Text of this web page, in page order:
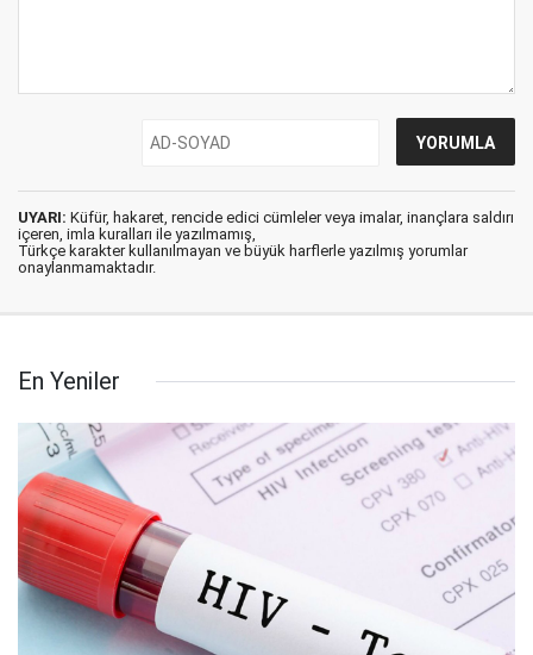
UYARI: Küfür, hakaret, rencide edici cümleler veya imalar, inançlara saldırı
içeren, imla kuralları ile yazılmamış,
Türkçe karakter kullanılmayan ve büyük harflerle yazılmış yorumlar
onaylanmamaktadır.
En Yeniler